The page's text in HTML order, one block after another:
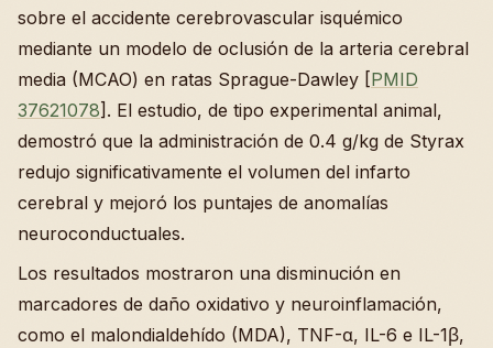
sobre el accidente cerebrovascular isquémico
mediante un modelo de oclusión de la arteria cerebral
media (MCAO) en ratas Sprague-Dawley [PMID
37621078]. El estudio, de tipo experimental animal,
demostró que la administración de 0.4 g/kg de Styrax
redujo significativamente el volumen del infarto
cerebral y mejoró los puntajes de anomalías
neuroconductuales.
Los resultados mostraron una disminución en
marcadores de daño oxidativo y neuroinflamación,
como el malondialdehído (MDA), TNF-α, IL-6 e IL-1β,